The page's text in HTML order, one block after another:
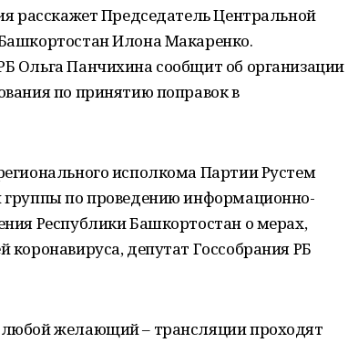
расскажет Председатель Центральной
Илона Макаренко.
Ольга Панчихина сообщит об организации
по принятию поправок в
исполкома Партии Рустем
по проведению информационно-
Республики Башкортостан о мерах,
депутат Госсобрания РБ
желающий – трансляции проходят